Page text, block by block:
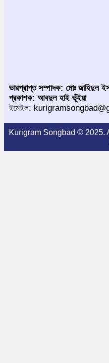
ভারপ্রাপ্ত সম্পাদক: মোঃ জাহিদুল
প্রকাশক: আবদুল হাই ভূঁইয়া
ইমেইল:
Kurigram Songbad © 2025.